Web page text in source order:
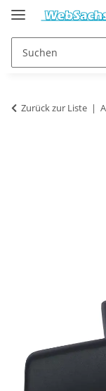
Zurück zur Liste